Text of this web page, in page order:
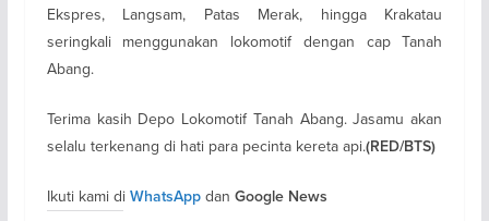
Ekspres, Langsam, Patas Merak, hingga Krakatau
seringkali menggunakan lokomotif dengan cap Tanah
Abang.
Terima kasih Depo Lokomotif Tanah Abang. Jasamu akan
selalu terkenang di hati para pecinta kereta api.(RED/BTS)
Ikuti kami di WhatsAppdan Google News